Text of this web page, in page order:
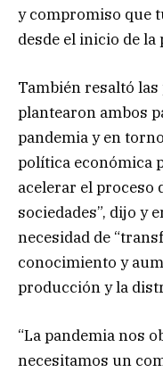
y compromiso que
desde el inicio de la
También resaltó
plantearon ambos
pandemia y en
política económica
acelerar el proceso
sociedades”, dijo y
necesidad de
conocimiento y
producción y la
“La pandemia nos
necesitamos un